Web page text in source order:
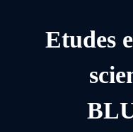
Etudes